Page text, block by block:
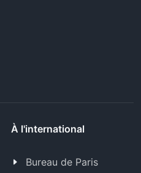
À l'international
Bureau de Paris